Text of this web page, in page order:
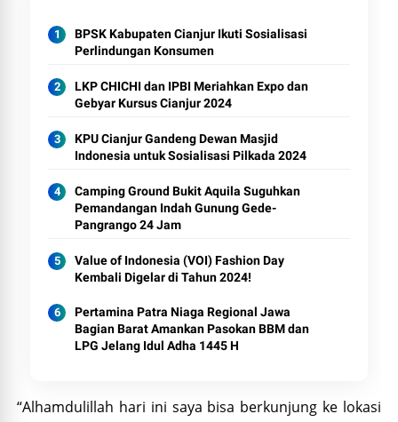
BPSK Kabupaten Cianjur Ikuti Sosialisasi
Perlindungan Konsumen
LKP CHICHI dan IPBI Meriahkan Expo dan
Gebyar Kursus Cianjur 2024
KPU Cianjur Gandeng Dewan Masjid
Indonesia untuk Sosialisasi Pilkada 2024
Camping Ground Bukit Aquila Suguhkan
Pemandangan Indah Gunung Gede-
Pangrango 24 Jam
Value of Indonesia (VOI) Fashion Day
Kembali Digelar di Tahun 2024!
Pertamina Patra Niaga Regional Jawa
Bagian Barat Amankan Pasokan BBM dan
LPG Jelang Idul Adha 1445 H
“Alhamdulillah hari ini saya bisa berkunjung ke lokasi